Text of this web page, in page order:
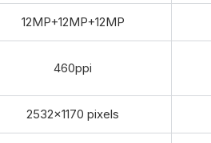
12MP+12MP+12MP
460ppi
2532×1170 pixels